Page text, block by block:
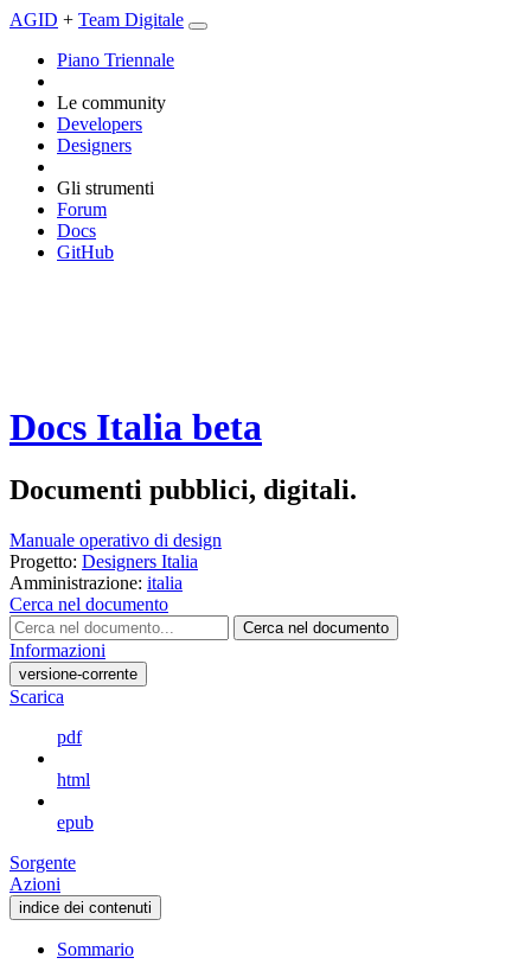
AGID + Team Digitale
Piano Triennale
Le community
Developers
Designers
Gli strumenti
Forum
Docs
GitHub
Docs Italia beta
Documenti pubblici, digitali.
Manuale operativo di design
Progetto: Designers Italia
Amministrazione: italia
Cerca nel documento
Cerca nel documento
Informazioni
versione-corrente
Scarica
pdf
html
epub
Sorgente
Azioni
indice dei contenuti
Sommario